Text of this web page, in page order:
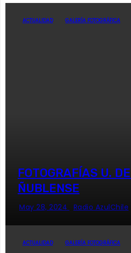
ACTUALIDAD GALERÍA FOTOGRÁFICA
FOTOGRAFÍAS U.
ÑUBLENSE
May 28, 2024 Radio AzulChile
ACTUALIDAD GALERÍA FOTOGRÁFICA